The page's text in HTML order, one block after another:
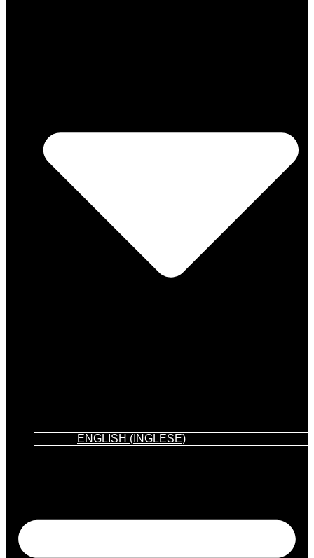
ENGLISH ( INGLESE)